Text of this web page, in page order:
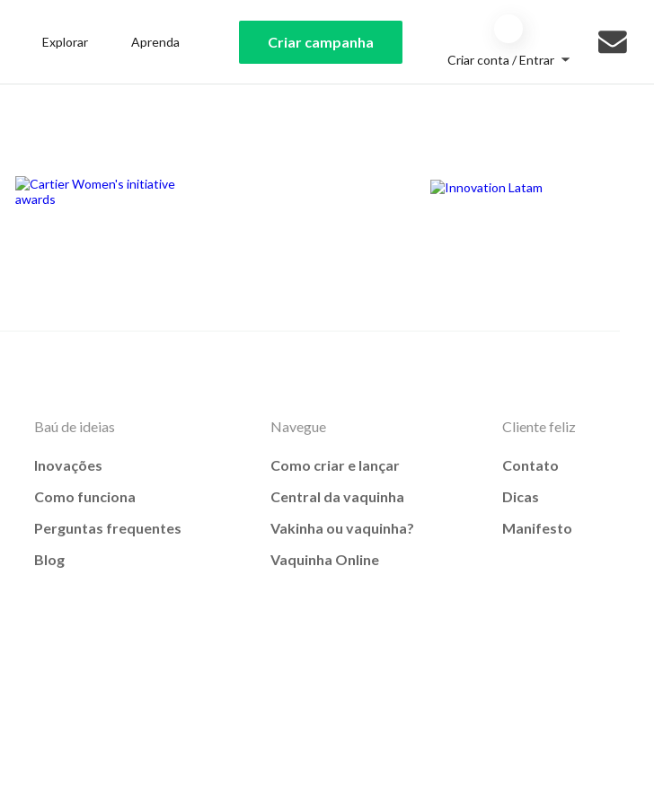
Explorar Aprenda Criar campanha
Criar conta / Entrar
Baú de ideias
Inovações
Como funciona
Perguntas frequentes
Blog
Navegue
Como criar e lançar
Central da vaquinha
Vakinha ou vaquinha?
Vaquinha Online
Cliente feliz
Contato
Dicas
Manifesto